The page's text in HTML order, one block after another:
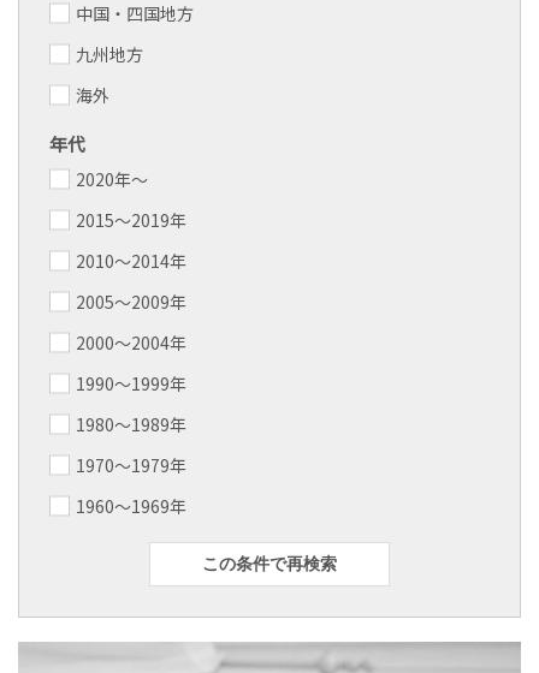
中国・四国地方
九州地方
海外
年代
2020年～
2015〜2019年
2010〜2014年
2005～2009年
2000～2004年
1990～1999年
1980～1989年
1970～1979年
1960～1969年
この条件で再検索